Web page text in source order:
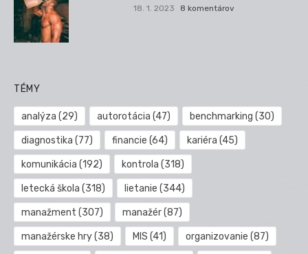
18. 1. 2023 8 komentárov
TÉMY
analýza (29) autorotácia (47) benchmarking (30)
diagnostika (77) financie (64) kariéra (45)
komunikácia (192) kontrola (318)
letecká škola (318) lietanie (344)
manažment (307) manažér(87)
manažérske hry(38) MIS (41) organizovanie (87)